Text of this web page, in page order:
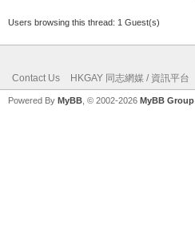
Users browsing this thread: 1 Guest(s)
Contact Us HKGAY 同志網媒 / 資訊平台
Powered By MyBB , © 2002-2026 MyBB Group